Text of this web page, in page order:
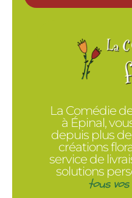
La Comédie
à Épinal,
depuis plus
créations
service de
solutions
tous vos